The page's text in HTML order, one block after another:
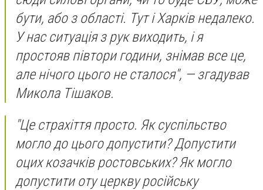
бути, або з області. Тут і Харків недалеко.
У нас ситуація з рук виходить, і я
простояв півтори години, знімав все це,
але нічого цього не сталося", — згадував
Микола Тішаков.
"Це страхіття просто. Як суспільство
могло до цього допустити? Допустити
оцих козачків ростовських? Як могло
допустити оту церкву російську